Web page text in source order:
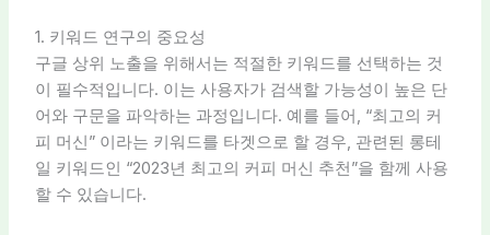
1. 키워드 연구의 중요성
구글 상위 노출을 위해서는 적절한 키워드를 선택하는 것
이 필수적입니다. 이는 사용자가 검색할 가능성이 높은 단
어와 구문을 파악하는 과정입니다. 예를 들어, “최고의 커
피 머신” 이라는 키워드를 타겟으로 할 경우, 관련된 롱테
일 키워드인 “2023년 최고의 커피 머신 추천”을 함께 사용
할 수 있습니다.